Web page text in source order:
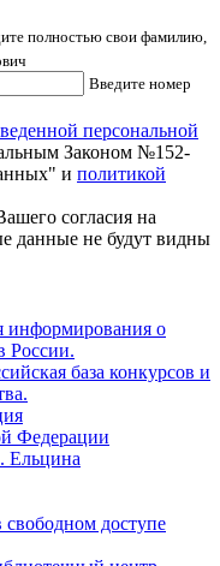
полностью свои фамилию,
Введите номер
персональной
Законом №152-
и политикой
согласия на
данные не будут видны